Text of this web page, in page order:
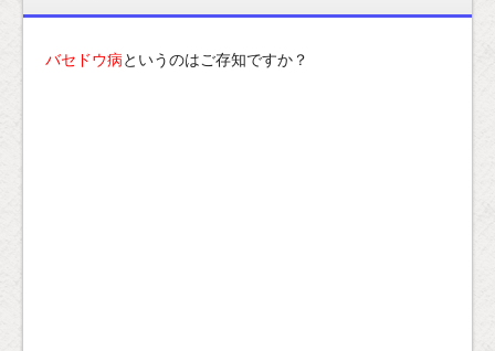
バセドウ病というのはご存知ですか？